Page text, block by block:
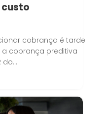
custo
cobrança é tarde
cobrança preditiva
do…